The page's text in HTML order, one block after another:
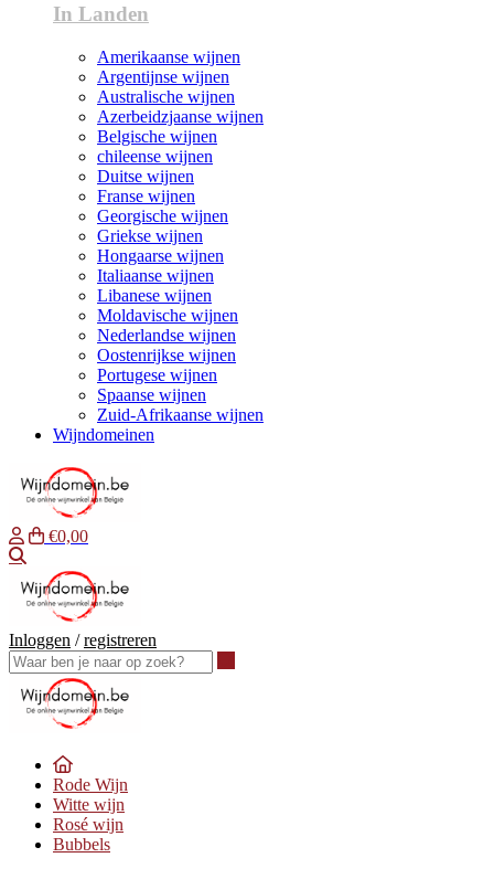
In Landen
Amerikaanse wijnen
Argentijnse wijnen
Australische wijnen
Azerbeidzjaanse wijnen
Belgische wijnen
chileense wijnen
Duitse wijnen
Franse wijnen
Georgische wijnen
Griekse wijnen
Hongaarse wijnen
Italiaanse wijnen
Libanese wijnen
Moldavische wijnen
Nederlandse wijnen
Oostenrijkse wijnen
Portugese wijnen
Spaanse wijnen
Zuid-Afrikaanse wijnen
Wijndomeinen
€0,00
Inloggen /registreren
Rode Wijn
Witte wijn
Rosé wijn
Bubbels